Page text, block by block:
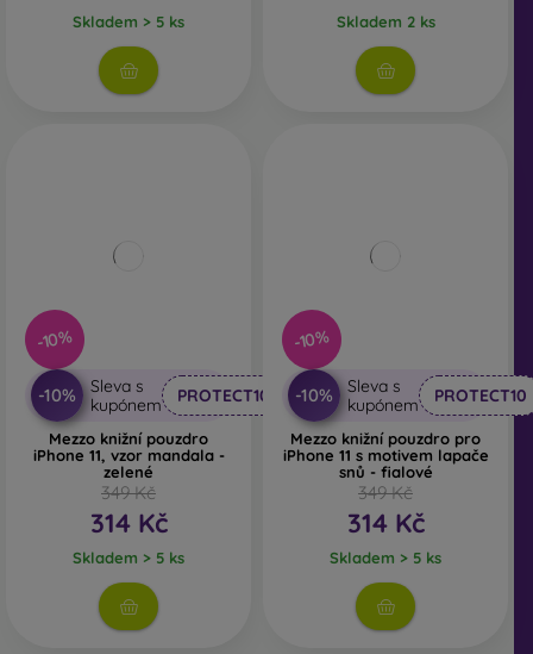
Skladem > 5 ks Skladem 2 ks
-10%
-10%
Sleva s
kupónem
PROTECT10
Mezzo knižní pouzdro
iPhone 11, vzor mandala -
zelené
349 Kč
314 Kč
Skladem > 5 ks
-10%
-10%
Sleva s
kupónem
PROTECT10
Mezzo knižní pouzdro pro
iPhone 11 s motivem lapače
snů - fialové
349 Kč
314 Kč
Skladem > 5 ks